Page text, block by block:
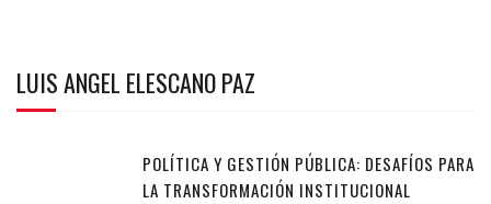
LUIS ANGEL ELESCANO PAZ
POLÍTICA Y GESTIÓN PÚBLICA: DESAFÍOS PARA
LA TRANSFORMACIÓN INSTITUCIONAL